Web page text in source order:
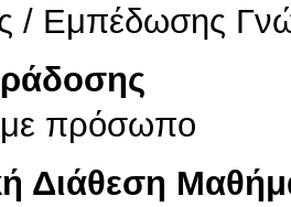
/ Εμπέδωσης
πρόσωπο
Διάθεση